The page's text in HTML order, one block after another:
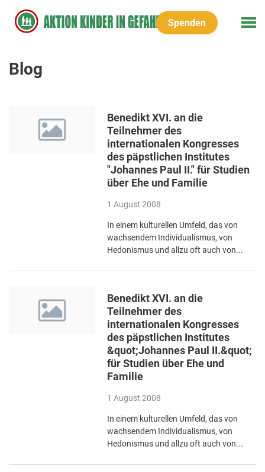
Spenden
Blog
Benedikt XVI. an die
Teilnehmer des
internationalen Kongresses
des päpstlichen Institutes
"Johannes Paul II." für Studien
über Ehe und Familie
1 August 2008
In einem kulturellen Umfeld, das von
wachsendem Individualismus, von
Hedonismus und allzu oft auch von...
Benedikt XVI. an die
Teilnehmer des
internationalen Kongresses
des päpstlichen Institutes
&quot;Johannes Paul II.&quot;
für Studien über Ehe und
Familie
1 August 2008
In einem kulturellen Umfeld, das von
wachsendem Individualismus, von
Hedonismus und allzu oft auch von...